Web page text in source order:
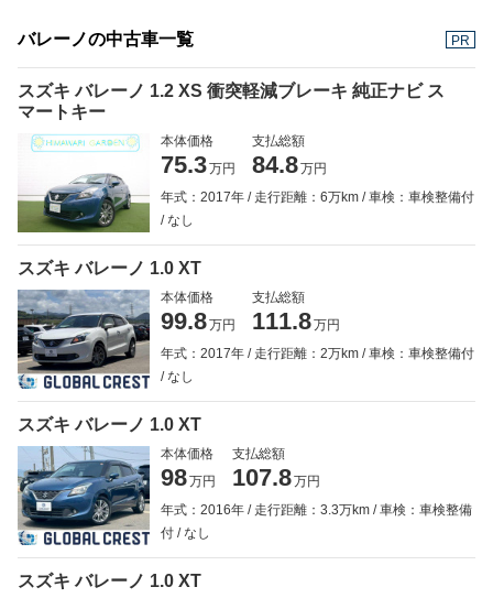
バレーノの中古車一覧 PR
スズキ バレーノ 1.2 XS 衝突軽減ブレーキ 純正ナビ ス
マートキー
本体価格
75.3万円
支払総額
84.8万円
年式：2017年
走行距離：6万km
車検：車検整備付
なし
スズキ バレーノ 1.0 XT
本体価格
99.8万円
支払総額
111.8万円
年式：2017年
走行距離：2万km
車検：車検整備付
なし
スズキ バレーノ 1.0 XT
本体価格
98万円
支払総額
107.8万円
年式：2016年
走行距離：3.3万km
車検：車検整備
付
なし
スズキ バレーノ 1.0 XT